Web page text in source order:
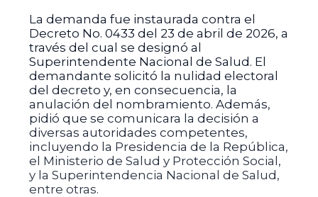
La demanda fue instaurada contra el
Decreto No. 0433 del 23 de abril de 2026, a
través del cual se designó al
Superintendente Nacional de Salud. El
demandante solicitó la nulidad electoral
del decreto y, en consecuencia, la
anulación del nombramiento. Además,
pidió que se comunicara la decisión a
diversas autoridades competentes,
incluyendo la Presidencia de la República,
el Ministerio de Salud y Protección Social,
y la Superintendencia Nacional de Salud,
entre otras.